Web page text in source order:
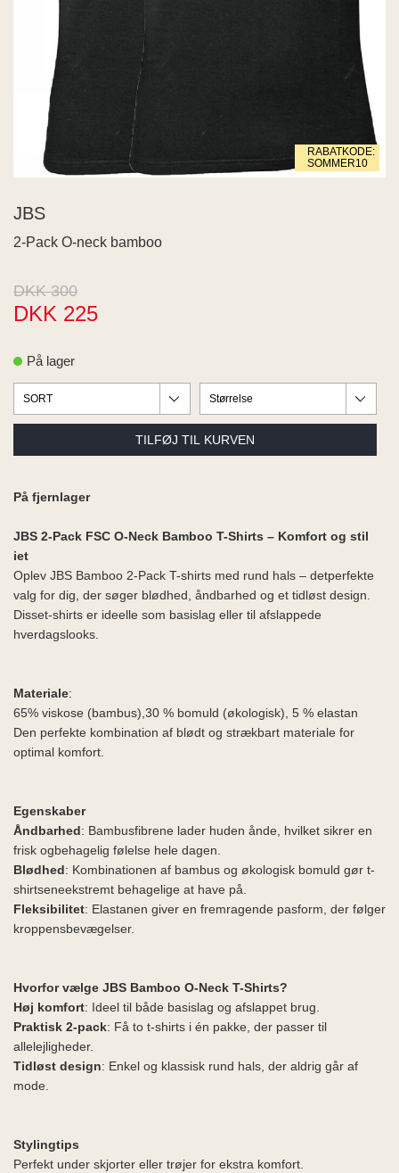
Living
JDY
M
RABATKODE:
SOMMER10
JBS
2-Pack O-neck bamboo
DKK 300
DKK 225
På lager
På fjernlager
JBS 2-Pack FSC O-Neck Bamboo T-Shirts – Komfort og stil
iet
Oplev JBS Bamboo 2-Pack T-shirts med rund hals – detperfekte
valg for dig, der søger blødhed, åndbarhed og et tidløst design.
Disset-shirts er ideelle som basislag eller til afslappede
hverdagslooks.
Materiale:
65% viskose (bambus),30 % bomuld (økologisk), 5 % elastan
Den perfekte kombination af blødt og strækbart materiale for
optimal komfort.
Egenskaber
Åndbarhed: Bambusfibrene lader huden ånde, hvilket sikrer en
frisk ogbehagelig følelse hele dagen.
Blødhed: Kombinationen af bambus og økologisk bomuld gør t-
shirtseneekstremt behagelige at have på.
Fleksibilitet: Elastanen giver en fremragende pasform, der følger
kroppensbevægelser.
Hvorfor vælge JBS Bamboo O-Neck T-Shirts?
Høj komfort: Ideel til både basislag og afslappet brug.
Praktisk 2-pack: Få to t-shirts i én pakke, der passer til
allelejligheder.
Tidløst design: Enkel og klassisk rund hals, der aldrig går af
mode.
Stylingtips
Perfekt under skjorter eller trøjer for ekstra komfort.